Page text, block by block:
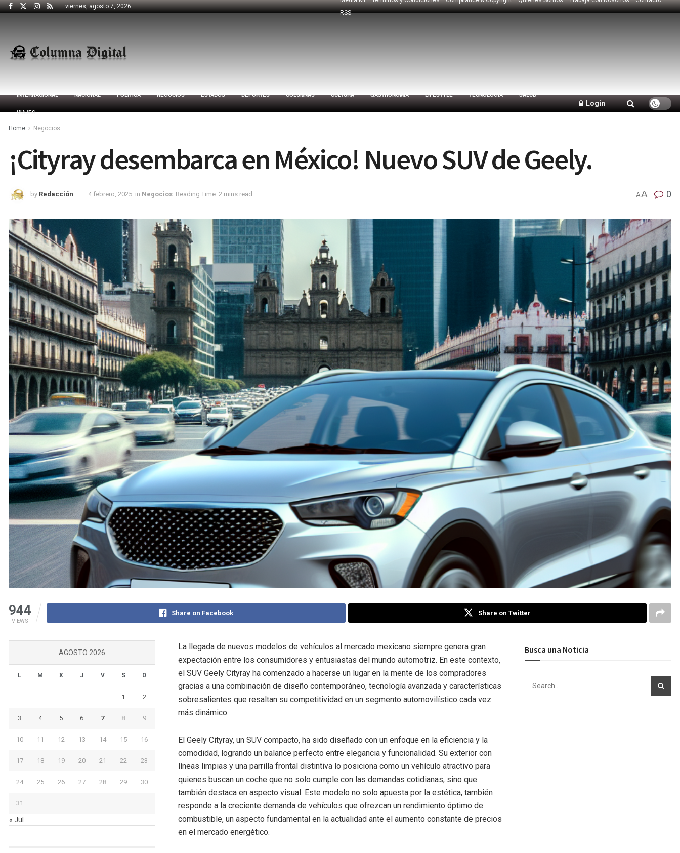
viernes, agosto 7, 2026
RSS
INTERNACIONAL NACIONAL POLÍTICA NEGOCIOS ESTADOS DEPORTES COLUMNAS CULTURA GASTRONOMÍA LIFESTYLE TECNOLOGÍA SALUD
VIAJES
Login
Home Negocios
¡Cityray desembarca en México! Nuevo SUV de Geely.
by Redacción 4 febrero, 2025 in Negocios Reading Time: 2 mins read AA 0
944
VIEWS
Share on Facebook Share on Twitter
La llegada de nuevos modelos de vehículos al mercado mexicano siempre genera gran
expectación entre los consumidores y entusiastas del mundo automotriz. En este contexto,
el SUV Geely Cityray ha comenzado a hacerse un lugar en la mente de los compradores
gracias a una combinación de diseño contemporáneo, tecnología avanzada y características
sobresalientes que resaltan su competitividad en un segmento automovilístico cada vez
más dinámico.
El Geely Cityray, un SUV compacto, ha sido diseñado con un enfoque en la eficiencia y la
comodidad, logrando un balance perfecto entre elegancia y funcionalidad. Su exterior con
líneas limpias y una parrilla frontal distintiva lo posiciona como un vehículo atractivo para
quienes buscan un coche que no solo cumple con las demandas cotidianas, sino que
también destaca en aspecto visual. Este modelo no solo apuesta por la estética, también
responde a la creciente demanda de vehículos que ofrezcan un rendimiento óptimo de
combustible, un aspecto fundamental en la actualidad ante el aumento constante de precios
en el mercado energético.
AGOSTO 2026
L M X J V S D
1 2
3 4 5 6 7 8 9
10 11 12 13 14 15 16
17 18 19 20 21 22 23
24 25 26 27 28 29 30
31
« Jul
Busca una Noticia